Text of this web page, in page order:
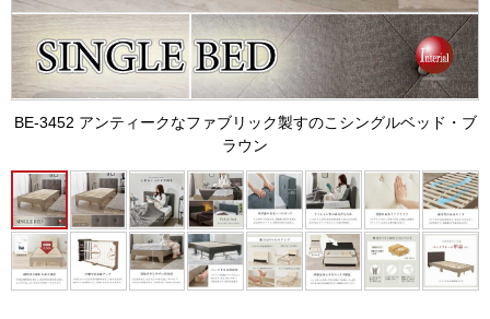
BE-3452 アンティークなファブリック製すのこシングルベッド・ブ
ラウン